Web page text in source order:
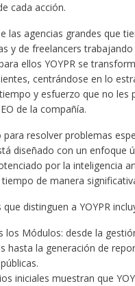
cada acción.
las agencias grandes que
y de freelancers
ellos YOYPR se
centrándose en lo
y esfuerzo que no les
de la compañía.
para resolver problemas
diseñado con un enfoque
por la inteligencia
de manera
distinguen a YOYPR
los Módulos: desde la
hasta la generación de
iniciales muestran que